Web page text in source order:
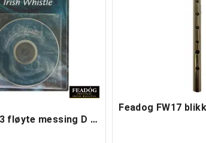
Feadog FW03 fløyte messing D m/CD + bok
Feadog FW17